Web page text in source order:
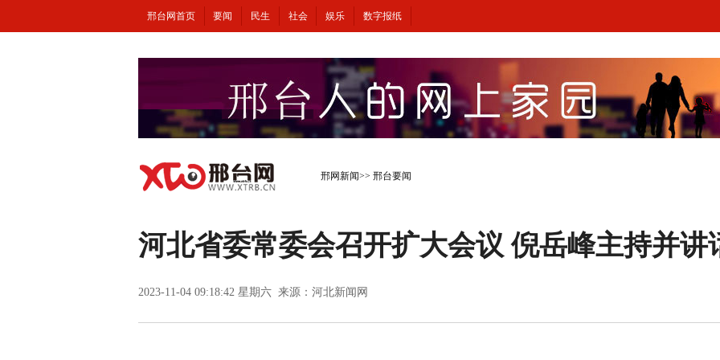
邢台网首页 要闻 民生 社会 娱乐 数字报纸
邢网新闻>> 邢台要闻
河北省委常委会召开扩大会议 倪岳峰主持并讲
2023-11-04 09:18:42 星期六 来源：河北新闻网